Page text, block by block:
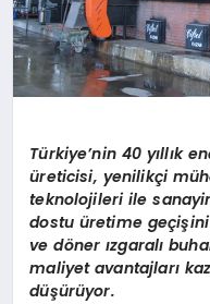
Türkiye’nin 40 yıllık
üreticisi, yenilikçi
teknolojileri ile
dostu üretime
ve döner ızgaralı
maliyet avantajları
düşürüyor.